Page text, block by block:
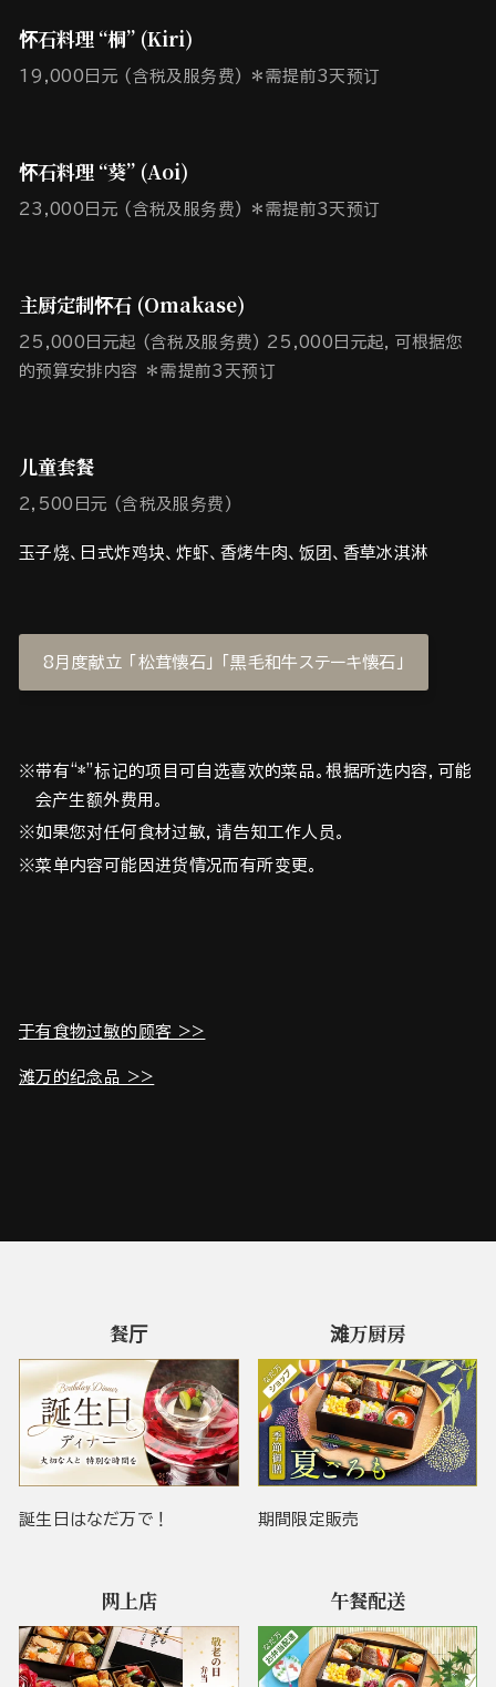
怀石料理 “桐” (Kiri)
19,000日元 (含税及服务费) ＊需提前3天预订
怀石料理 “葵” (Aoi)
23,000日元 (含税及服务费) ＊需提前3天预订
主厨定制怀石 (Omakase)
25,000日元起 (含税及服务费) 25,000日元起，可根据您
的预算安排内容 ＊需提前3天预订
儿童套餐
2,500日元 (含税及服务费)
玉子烧、日式炸鸡块、炸虾、香烤牛肉、饭团、香草冰淇淋
8月度献立 「松茸懐石」 「黒毛和牛ステーキ懐石」
※带有“*”标记的项目可自选喜欢的菜品。根据所选内容，可能
会产生额外费用。
※如果您对任何食材过敏，请告知工作人员。
※菜单内容可能因进货情况而有所变更。
于有食物过敏的顾客 >>
滩万的纪念品 >>
餐厅
誕生日はなだ万で！
滩万厨房
期間限定販売
网上店 午餐配送